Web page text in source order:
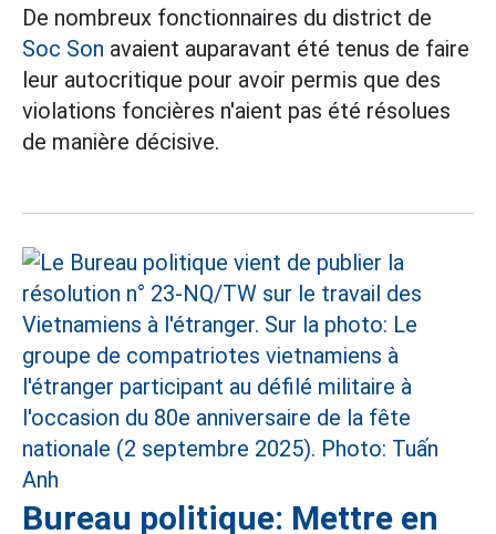
De nombreux fonctionnaires du district de
Soc Son avaient auparavant été tenus de faire
leur autocritique pour avoir permis que des
violations foncières n'aient pas été résolues
de manière décisive.
Bureau politique: Mettre en